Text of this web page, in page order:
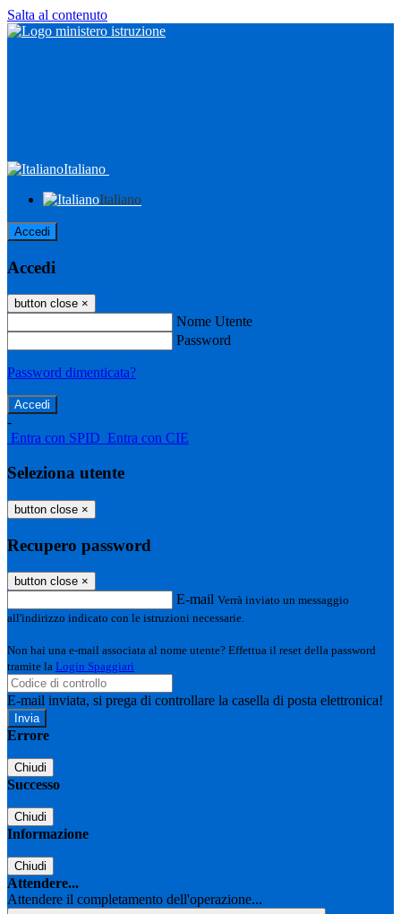
Salta al contenuto
Italiano
Italiano
Accedi
Accedi
button close ×
Nome Utente
Password
Password dimenticata?
-
Entra con SPID Entra con CIE
Seleziona utente
button close ×
Recupero password
button close ×
E-mail Verrà inviato un messaggio
all'indirizzo indicato con le istruzioni necessarie.
Non hai una e-mail associata al nome utente? Effettua il reset della password
tramite la Login Spaggiari
E-mail inviata, si prega di controllare la casella di posta elettronica!
Errore
Chiudi
Successo
Chiudi
Informazione
Chiudi
Attendere...
Attendere il completamento dell'operazione...